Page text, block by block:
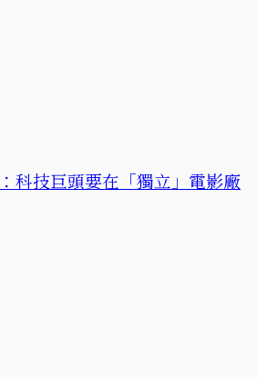
科技巨頭要在「獨立」電影廠